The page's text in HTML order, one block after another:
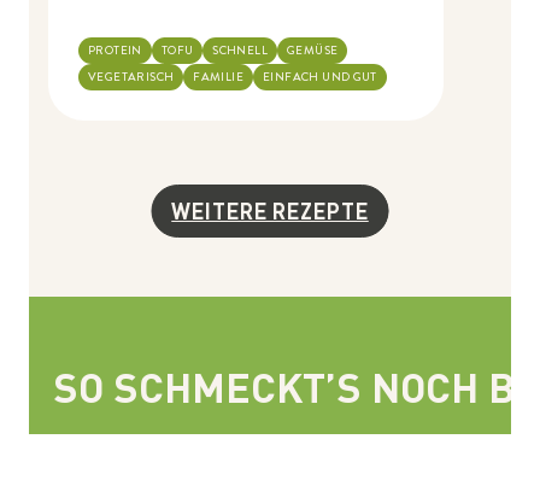
PROTEIN TOFU SCHNELL
GEMÜSE
VEGETARISCH
FAMILIE EINFACH UND GUT
WEITERE REZEPTE
SO SCHMECKT’S NOCH